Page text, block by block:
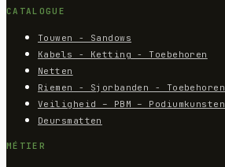
CATALOGUE
Touwen - Sandows
Kabels - Ketting - Toebehoren
Netten
Riemen - Sjorbanden - Toebehoren
Veiligheid – PBM – Podiumkunsten
Deursmatten
MÉTIER